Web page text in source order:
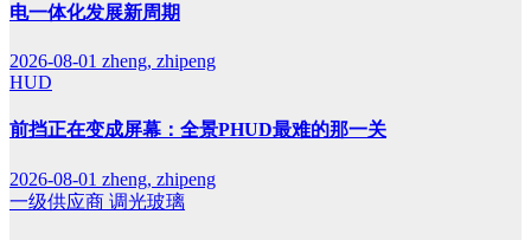
电一体化发展新周期
2026-08-01 zheng, zhipeng
HUD
前挡正在变成屏幕：全景PHUD最难的那一关
2026-08-01 zheng, zhipeng
一级供应商 调光玻璃